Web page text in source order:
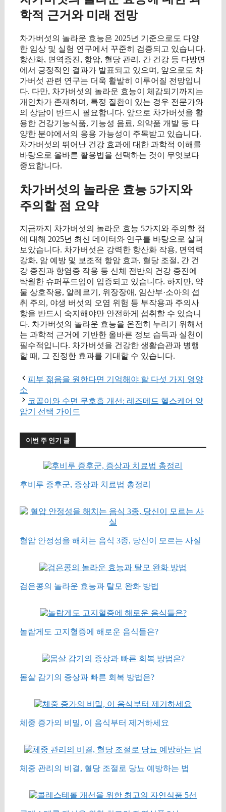
학적 근거와 미래 전망
차가버섯의 놀라운 효능은 2025년 기준으로도 다양
한 임상 및 실험 연구에서 꾸준히 검증되고 있습니다.
항산화, 면역증진, 항암, 혈당 관리, 간 건강 등 다방면
에서 긍정적인 결과가 발표되고 있으며, 앞으로도 차
가버섯 관련 연구는 더욱 활발히 이루어질 전망입니
다. 다만, 차가버섯의 놀라운 효능이 체감되기까지는
개인차가 존재하며, 특정 질환이 있는 경우 전문가와
의 상담이 반드시 필요합니다. 앞으로 차가버섯을 활
용한 건강기능식품, 기능성 음료, 의약품 개발 등 다
양한 분야에서의 응용 가능성이 주목받고 있습니다.
차가버섯의 뛰어난 건강 효과에 대한 과학적 이해를
바탕으로 올바른 활용법을 선택하는 것이 무엇보다
중요합니다.
차가버섯의 놀라운 효능 5가지와
주의할 점 요약
지금까지 차가버섯의 놀라운 효능 5가지와 주의할 점
에 대해 2025년 최신 데이터와 연구를 바탕으로 살펴
보았습니다. 차가버섯은 강력한 항산화 작용, 면역력
강화, 암 예방 및 보조적 항암 효과, 혈당 조절, 간 건
강 증진과 항염증 작용 등 신체 전반의 건강 증진에
탁월한 슈퍼푸드임이 입증되고 있습니다. 하지만, 약
물 상호작용, 알레르기, 위장장애, 임산부·소아의 섭
취 주의, 야생 버섯의 오염 위험 등 부작용과 주의사
항을 반드시 숙지해야만 안전하게 섭취할 수 있습니
다. 차가버섯의 놀라운 효능을 온전히 누리기 위해서
는 과학적 근거에 기반한 올바른 정보 습득과 실천이
필수적입니다. 차가버섯을 건강한 생활습관과 병행
할 때, 그 진정한 효과를 기대할 수 있습니다.
피부 젊음을 원한다면 기억해야 할 다섯 가지 영양
소
코골이와 수면 무호흡 개선: 레즈메드 헬스케어 양
압기 선택 가이드
이번 주 인기 글
후비루 증후군, 증상과 치료법 총정리
혈압 안정성을 해치는 음식 3종, 당신이 모르는 사실
검은콩의 놀라운 효능과 탈모 완화 방법
놀랍게도 고지혈증에 해로운 음식들은?
몸살 감기의 증상과 빠른 회복 방법은?
체중 증가의 비밀, 이 음식부터 제거하세요
체중 관리의 비결, 혈당 조절로 당뇨 예방하는 법